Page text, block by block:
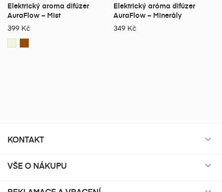
Elektrický aroma difúzer
AuraFlow – Mist
399 Kč
Elektrický aróma difúzer
AuraFlow – Minerály
349 Kč
KONTAKT 
VŠE O NÁKUPU 